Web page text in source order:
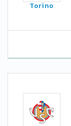
Torino